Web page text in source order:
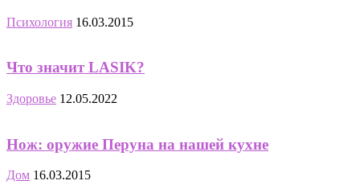
Психология 16.03.2015
Что значит LASIK?
Здоровье 12.05.2022
Нож: оружие Перуна на нашей кухне
Дом 16.03.2015